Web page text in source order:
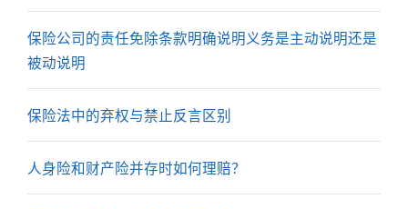
保险公司的责任免除条款明确说明义务是主动说明还是
被动说明
保险法中的弃权与禁止反言区别
人身险和财产险并存时如何理赔？